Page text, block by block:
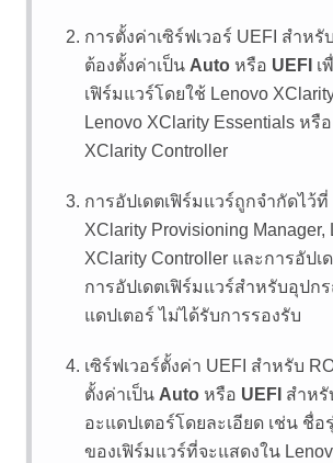
การตั้งค่าเซิร์ฟเวอร์ UEFI สำหรั
ต้องตั้งค่าเป็น Auto หรือ UEFI เ
เฟิร์มแวร์โดยใช้ Lenovo
Lenovo XClarity Essentials หรือ
XClarity Controller
การอัปเดตเฟิร์มแวร์ถูกจำกัดไว้ที่
XClarity Provisioning Manager,
XClarity Controller และการอัปเ
การอัปเดตเฟิร์มแวร์สำหรับอุปก
แดปเตอร์ ไม่ได้รับการรองรับ
เซิร์ฟเวอร์ตั้งค่า UEFI สำหรับ
ตั้งค่าเป็น Auto หรือ UEFI สำห
อะแดปเตอร์โดยละเอียด เช่น ชื่
ของเฟิร์มแวร์ที่จะแสดงใน